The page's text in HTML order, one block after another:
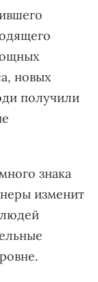
новых
получили
знака
изменит
людей